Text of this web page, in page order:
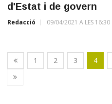
d'Estat i de govern
Redacció 09/04/2021 A LES 16:30
1 2 3 4